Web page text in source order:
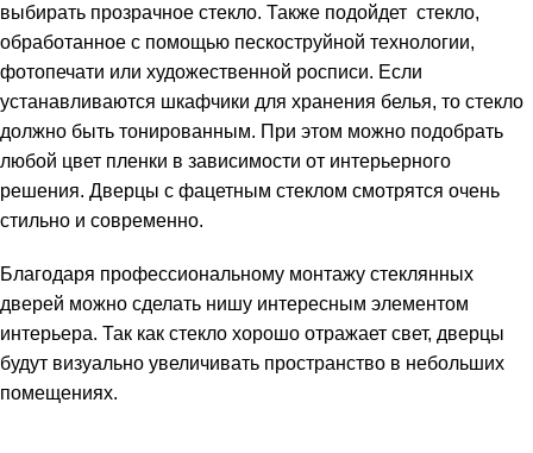
выбирать прозрачное стекло. Также подойдет стекло,
обработанное с помощью пескоструйной технологии,
фотопечати или художественной росписи. Если
устанавливаются шкафчики для хранения белья, то стекло
должно быть тонированным. При этом можно подобрать
любой цвет пленки в зависимости от интерьерного
решения. Дверцы с фацетным стеклом смотрятся очень
стильно и современно.
Благодаря профессиональному монтажу стеклянных
дверей можно сделать нишу интересным элементом
интерьера. Так как стекло хорошо отражает свет, дверцы
будут визуально увеличивать пространство в небольших
помещениях.